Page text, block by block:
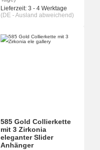
Lieferzeit: 3 - 4 Werktage
(DE - Ausland abweichend)
585 Gold Collierkette
mit 3 Zirkonia
eleganter Slider
Anhänger